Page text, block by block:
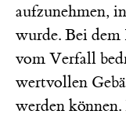
aufzunehmen,
wurde. Bei dem
vom Verfall
wertvollen
werden